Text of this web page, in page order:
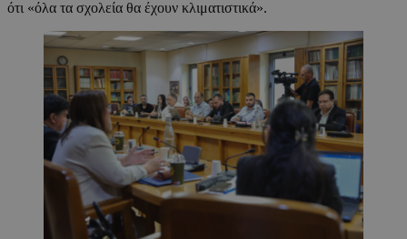
ότι «όλα τα σχολεία θα έχουν κλιματιστικά».